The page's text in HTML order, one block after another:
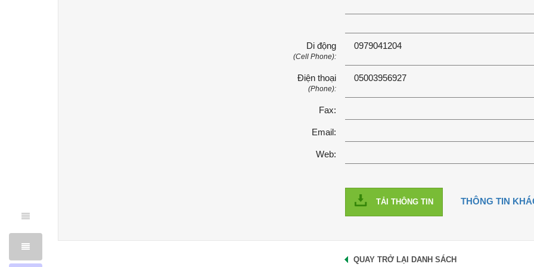
Di động
(Cell Phone):
0979041204
Điện thoại
(Phone):
05003956927
Fax:
Email:
Web:
TẢI THÔNG TIN THÔNG TIN
QUAY TRỞ LẠI DANH SÁCH